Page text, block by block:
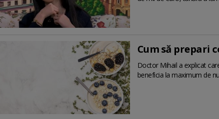
Cum să prepari
Doctor Mihail a explicat
beneficia la maximum de